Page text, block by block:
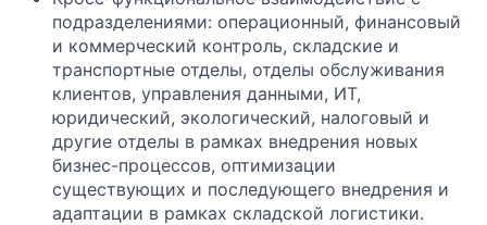
подразделениями: операционный, финансовый
и коммерческий контроль, складские и
транспортные отделы, отделы обслуживания
клиентов, управления данными, ИТ,
юридический, экологический, налоговый и
другие отделы в рамках внедрения новых
бизнес-процессов, оптимизации
существующих и последующего внедрения и
адаптации в рамках складской логистики.